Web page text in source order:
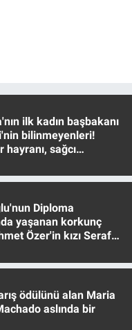
ilk kadın başbakanı
bilinmeyenleri!
hayranı, sağcı
Diploma
yaşanan korkunç
Özer'in kızı Seraf
ödülünü alan Maria
aslında bir